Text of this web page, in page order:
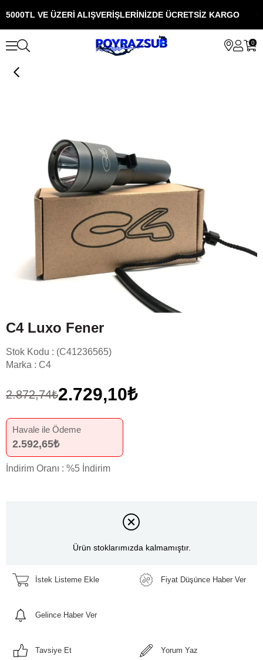
5000TL VE ÜZERİ ALIŞVERİŞLERİNİZDE ÜCRETSİZ KARGO
0
C4 Luxo Fener
Stok Kodu
(C41236565)
Marka : C4
2.872,74₺2.729,10₺
Havale ile Ödeme
2.592,65₺
İndirim Oranı : %5 İndirim
Ürün stoklarımızda kalmamıştır.
İstek Listeme Ekle Fiyat Düşünce Haber Ver
Gelince Haber Ver
Tavsiye Et Yorum Yaz